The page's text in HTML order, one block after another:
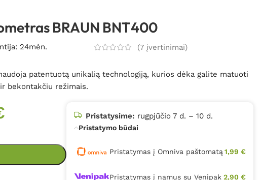
BRAUN BNT400
24mėn. (7įvertinimai)
patentuotą unikalią technologiją, kurios dėka galite matuoti
bekontakčiu režimais.
Pristatysime: rugpjūčio 7 d. – 10 d.
Pristatymo būdai
Pristatymas į Omniva paštomatą 1,99 €
Pristatymas į namus su Venipak 2,90 €